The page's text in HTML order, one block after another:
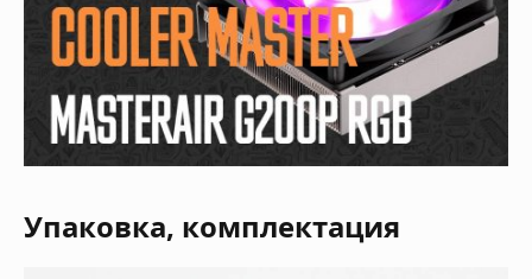
Упаковка, комплектация